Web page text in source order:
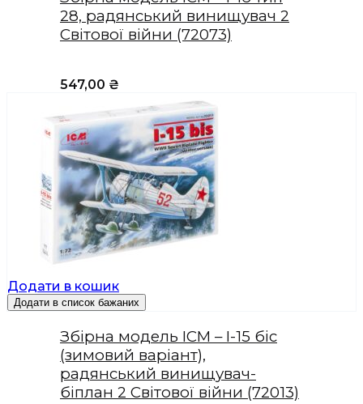
28, радянський винищувач 2
Світової війни (72073)
547,00 ₴
Додати в кошик
Додати в список бажаних
Збірна модель ICM – І-15 біс
(зимовий варіант),
радянський винищувач-
біплан 2 Світової війни (72013)